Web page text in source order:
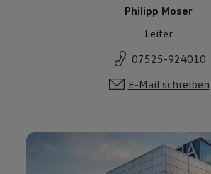
Philipp Moser
Leiter
07525-924010
E-Mail schreiben